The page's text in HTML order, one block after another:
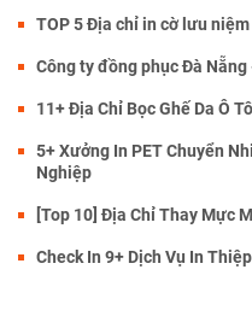
TOP 5 Địa chỉ in cờ lưu
Công ty đồng phục Đà
11+ Địa Chỉ Bọc Ghế Da Ô
5+ Xưởng In PET Chuyển
Nghiệp
[Top 10] Địa Chỉ Thay Mực
Check In 9+ Dịch Vụ In